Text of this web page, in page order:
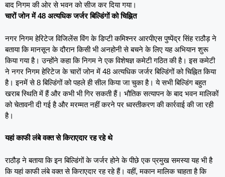
बाद निगम की ओर से भवन को सीज कर दिया गया।
चारों जोन में 48 अत्यधिक जर्जर बिल्डिंगों को चिह्नित
नगर निगम हेरिटेज विजिलेंस विंग के डिप्टी कमिश्नर आरपीएस पुष्पेंद्र सिंह राठौड़ ने
बताया कि मानसून के दौरान किसी भी अनहोनी से बचने के लिए यह अभियान शुरू
किया गया है। उन्होंने कहा कि निगम ने एक विशेषज्ञ कमेटी गठित की है। इस कमेटी
ने नगर निगम हेरिटेज के चारों जोन में 48 अत्यधिक जर्जर बिल्डिंगों को चिह्नित किया
है। इनमें से 8 बिल्डिंगों को पहले ही सील किया जा चुका है। ये सभी बिल्डिंग बहुत
खराब स्थिति में हैं और कभी भी गिर सकती हैं। भौतिक सत्यापन के बाद भवन मालिकों
को चेतावनी दी गई है और मरम्मत नहीं करने पर ध्वस्तीकरण की कार्रवाई की जा रही
है।
यहां काफी लंबे वक्त से किराएदार रह रहे थे
राठौड़ ने बताया कि इन बिल्डिंगों के जर्जर होने के पीछे एक प्रमुख समस्या यह भी है
कि यहां काफी लंबे वक्त से किराएदार रह रहे हैं। वहीं, मकान मालिक चाहता है कि